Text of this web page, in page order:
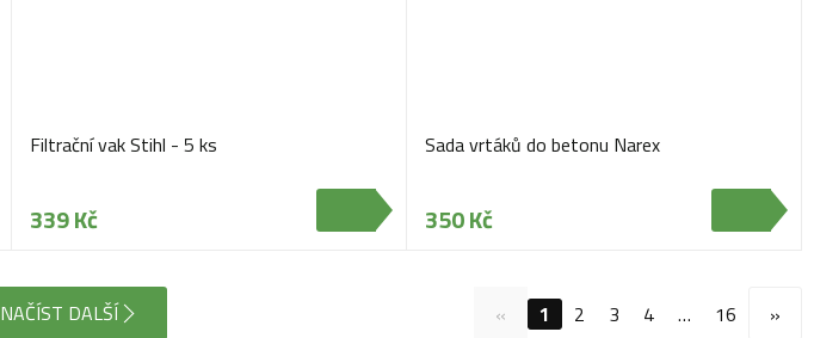
Filtrační vak Stihl - 5 ks
339 Kč
Sada vrtáků do betonu Narex
350 Kč
NAČÍST DALŠÍ « 1 2 3 4 … 16 »